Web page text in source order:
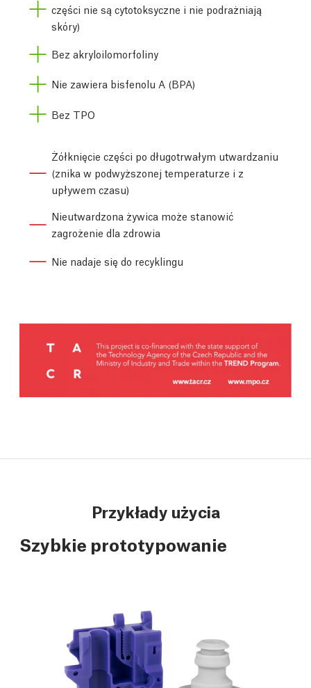
części nie są cytotoksyczne i nie podrażniają
skóry)
Bez akryloilomorfoliny
Nie zawiera bisfenolu A (BPA)
Bez TPO
Żółknięcie części po długotrwałym utwardzaniu
(znika w podwyższonej temperaturze i z
upływem czasu)
Nieutwardzona żywica może stanowić
zagrożenie dla zdrowia
Nie nadaje się do recyklingu
Przykłady użycia
Szybkie prototypowanie